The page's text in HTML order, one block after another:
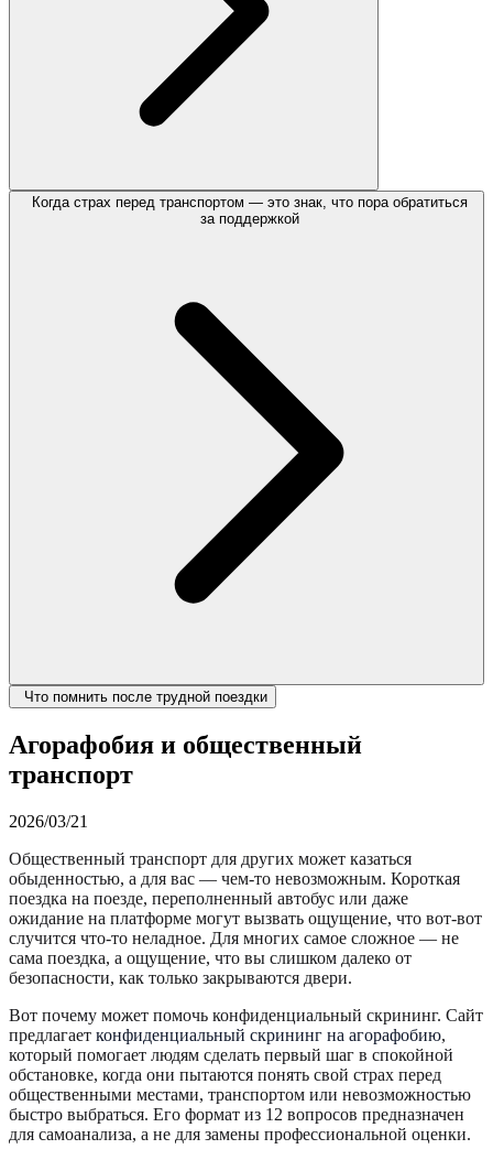
Когда страх перед транспортом — это знак, что пора обратиться
за поддержкой
Что помнить после трудной поездки
Агорафобия и общественный
транспорт
2026/03/21
Общественный транспорт для других может казаться
обыденностью, а для вас — чем-то невозможным. Короткая
поездка на поезде, переполненный автобус или даже
ожидание на платформе могут вызвать ощущение, что вот-вот
случится что-то неладное. Для многих самое сложное — не
сама поездка, а ощущение, что вы слишком далеко от
безопасности, как только закрываются двери.
Вот почему может помочь конфиденциальный скрининг. Сайт
предлагает конфиденциальный скрининг на агорафобию,
который помогает людям сделать первый шаг в спокойной
обстановке, когда они пытаются понять свой страх перед
общественными местами, транспортом или невозможностью
быстро выбраться. Его формат из 12 вопросов предназначен
для самоанализа, а не для замены профессиональной оценки.